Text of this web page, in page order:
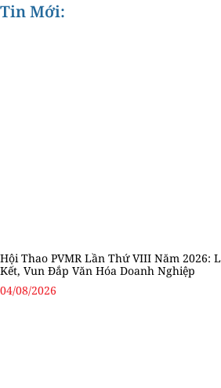
Tin Mới:
Hội Thao PVMR Lần Thứ VIII Năm 2026:
Kết, Vun Đắp Văn Hóa Doanh Nghiệp
04/08/2026